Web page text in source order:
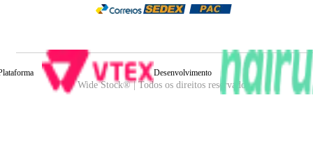
Wide Stock® | Todos os direitos reservados.
Desenvolvimento